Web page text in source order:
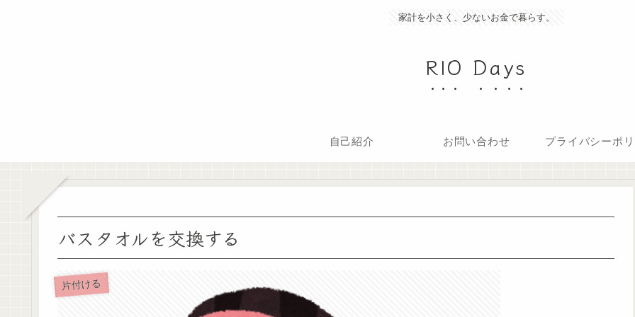
家計を小さく、少ないお金で暮らす。
RIO Days
自己紹介 お問い合わせ プライバシーポ
バスタオルを交換する
片付ける